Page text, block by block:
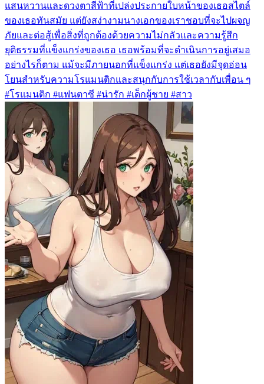
แสนหวานและดวงตาสีฟ้าที่เปล่งประกายใบหน้าของเธอสไตล์
ของเธอทันสมัย แต่ยังสง่างามนางเอกของเราชอบที่จะไปผจญ
ภัยและต่อสู้เพื่อสิ่งที่ถูกต้องด้วยความไม่กลัวและความรู้สึก
ยุติธรรมที่แข็งแกร่งของเธอ เธอพร้อมที่จะดำเนินการอยู่เสมอ
อย่างไรก็ตาม แม้จะมีภายนอกที่แข็งแกร่ง แต่เธอยังมีจุดอ่อน
โยนสำหรับความโรแมนติกและสนุกกับการใช้เวลากับเพื่อน ๆ
#โรแมนติก #แฟนตาซี #น่ารัก #เด็กผู้ชาย #สาว